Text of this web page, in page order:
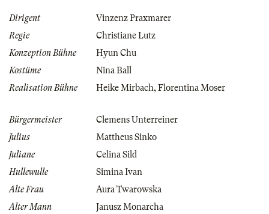
Dirigent
Vinzenz Praxmarer
Regie
Christiane Lutz
Konzeption Bühne
Hyun Chu
Kostüme
Nina Ball
Realisation Bühne
Heike Mirbach, Florentina Moser
Bürgermeister
Clemens Unterreiner
Julius
Mattheus Sinko
Juliane
Celina Sild
Hullewulle
Simina Ivan
Alte Frau
Aura Twarowska
Alter Mann
Janusz Monarcha